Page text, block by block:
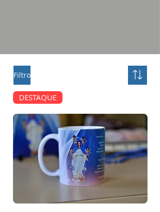
Filtro
DESTAQUE